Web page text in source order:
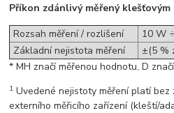
Příkon zdánlivý měřený
Rozsah měření / rozlišení
10 W
Základní nejistota měření
±(5 %
* MH značí měřenou hodnotu, D
1 Uvedené nejistoty měření platí
externího měřicího zařízení (kleští/